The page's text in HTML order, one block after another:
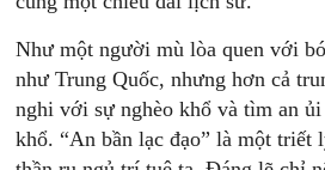
Như một người mù lòa quen với
như Trung Quốc, nhưng hơn cả
nghi với sự nghèo khổ và tìm an
khổ. “An bần lạc đạo” là một triết